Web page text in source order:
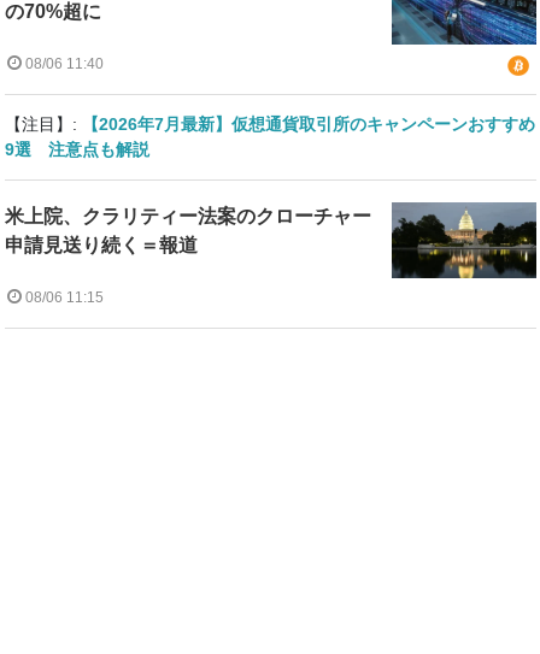
の70%超に
08/06 11:40
【注目】:
【2026年7月最新】仮想通貨取引所のキャンペーンおすすめ
9選 注意点も解説
米上院、クラリティー法案のクローチャー
申請見送り続く＝報道
08/06 11:15